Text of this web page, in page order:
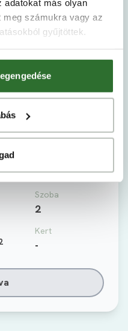
adatokat más olyan
meg számukra vagy az
gyűjtöttek.
Szoba
2
Kert
-